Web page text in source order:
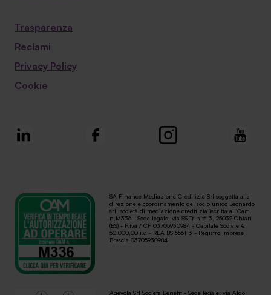
Trasparenza
Reclami
Privacy Policy
Cookie
SA Finance Mediazione Creditizia Srl soggetta alla
direzione e coordinamento del socio unico Leonardo
srl, società di mediazione creditizia iscritta all'Oam
n.M336 - Sede legale: via SS Trinità 3, 25032 Chiari
(BS) - P.iva / CF 03705930984 - Capitale Sociale €
50.000,00 i.v. - REA BS 556113 - Registro Imprese
Brescia 03705930984
Agevola Srl Società Benefit - Sede legale: via Aldo